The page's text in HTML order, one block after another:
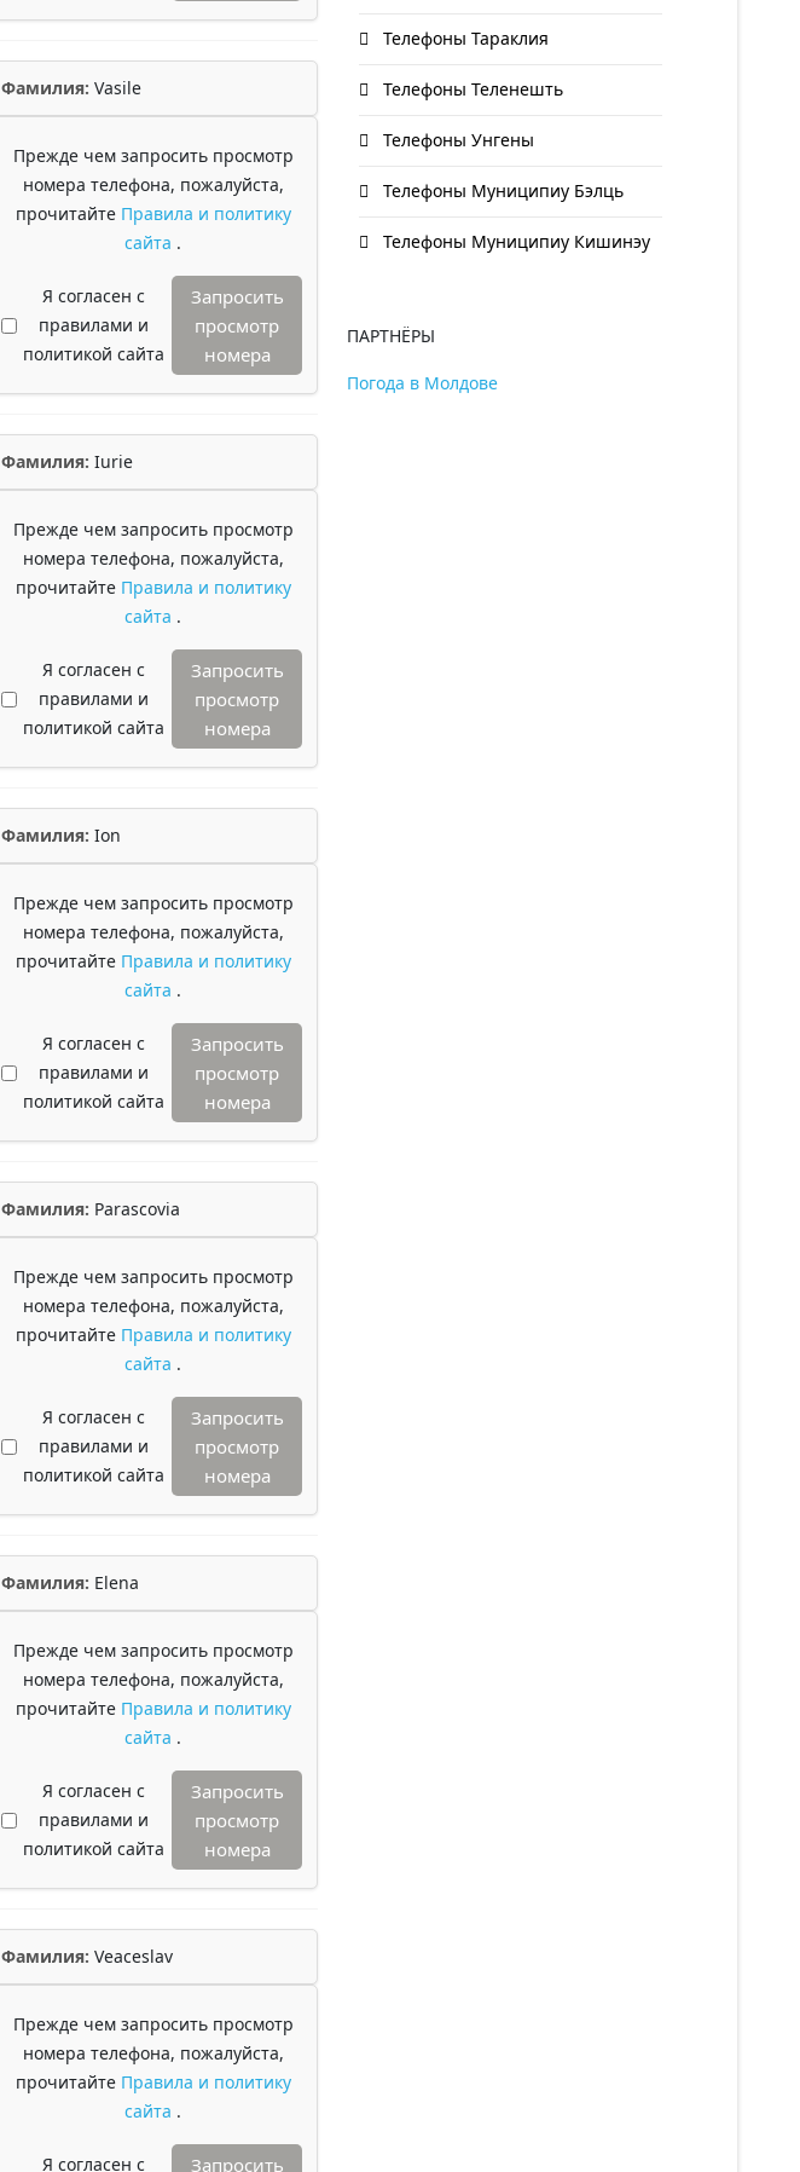
Фамилия: Vasile
Прежде чем запросить просмотр
номера телефона, пожалуйста,
прочитайте Правила и политику
сайта .
Я согласен с
правилами и
политикой сайта
Запросить
просмотр
номера
Фамилия: Iurie
Прежде чем запросить просмотр
номера телефона, пожалуйста,
прочитайте Правила и политику
сайта .
Я согласен с
правилами и
политикой сайта
Запросить
просмотр
номера
Фамилия: Ion
Прежде чем запросить просмотр
номера телефона, пожалуйста,
прочитайте Правила и политику
сайта .
Я согласен с
правилами и
политикой сайта
Запросить
просмотр
номера
Фамилия: Parascovia
Прежде чем запросить просмотр
номера телефона, пожалуйста,
прочитайте Правила и политику
сайта .
Я согласен с
правилами и
политикой сайта
Запросить
просмотр
номера
Фамилия: Elena
Прежде чем запросить просмотр
номера телефона, пожалуйста,
прочитайте Правила и политику
сайта .
Я согласен с
правилами и
политикой сайта
Запросить
просмотр
номера
Фамилия: Veaceslav
Прежде чем запросить просмотр
номера телефона, пожалуйста,
прочитайте Правила и политику
сайта .
Я согласен с Запросить
Телефоны Тараклия
Телефоны Теленешть
Телефоны Унгены
Телефоны Муниципиу Бэлць
Телефоны Муниципиу Кишинэу
ПАРТНЁРЫ
Погода в Молдове